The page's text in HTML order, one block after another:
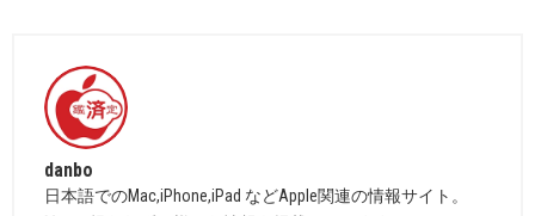
danbo
日本語でのMac,iPhone,iPad などApple関連の情報サイト。